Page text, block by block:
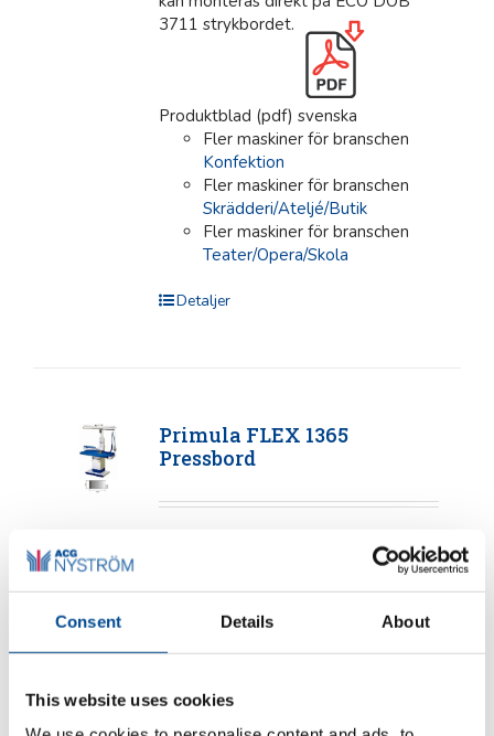
Consent Details About
This website uses cookies
3711 strykbordet.
Produktblad (pdf) svenska
Fler maskiner för branschen
Konfektion
Fler maskiner för branschen
Skrädderi/Ateljé/Butik
Fler maskiner för branschen
Teater/Opera/Skola
Detaljer
Primula FLEX 1365
Pressbord
Primula FLEX 1365
Pressbord flat 130x65
cm med sug och värme
Pressbord med värme och justerbar
sug. Speciellt för större produkter,